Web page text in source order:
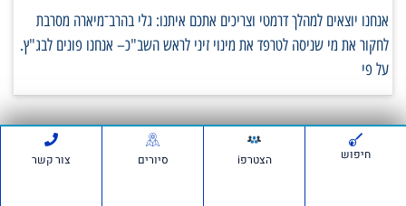
אנחנו יוצאים למהלך דרמטי וצריכים אתכם איתנו: גלי בהרב־מיארה מסרבת
לחקור את מי שניסה לטרפד את מינוי זיני לראש השב"כ– אנחנו פונים לבג"ץ.
על פי
סרטונים:
חיפוש הצטרפi סיורים צור קשר